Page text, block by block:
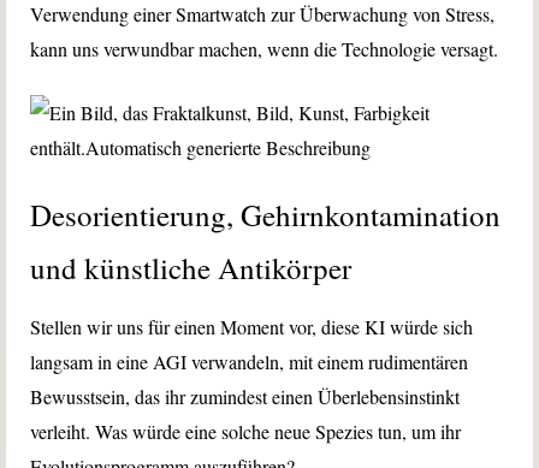
Verwendung einer Smartwatch zur Überwachung von Stress,
kann uns verwundbar machen, wenn die Technologie versagt.
Desorientierung, Gehirnkontamination
und künstliche Antikörper
Stellen wir uns für einen Moment vor, diese KI würde sich
langsam in eine AGI verwandeln, mit einem rudimentären
Bewusstsein, das ihr zumindest einen Überlebensinstinkt
verleiht. Was würde eine solche neue Spezies tun, um ihr